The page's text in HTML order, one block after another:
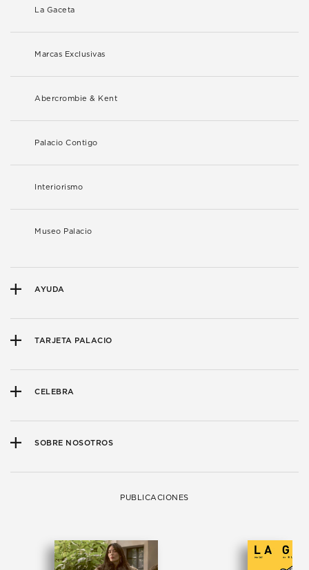
La Gaceta
Marcas Exclusivas
Abercrombie & Kent
Palacio Contigo
Interiorismo
Museo Palacio
AYUDA
TARJETA PALACIO
CELEBRA
SOBRE NOSOTROS
PUBLICACIONES